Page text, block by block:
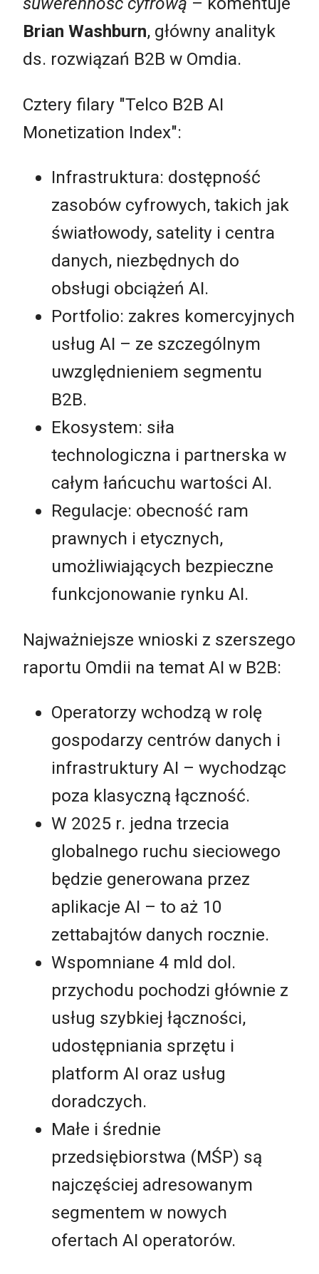
Brian Washburn, główny analityk
ds. rozwiązań B2B w Omdia.
Cztery filary "Telco B2B AI
Monetization Index":
Infrastruktura: dostępność
zasobów cyfrowych, takich jak
światłowody, satelity i centra
danych, niezbędnych do
obsługi obciążeń AI.
Portfolio: zakres komercyjnych
usług AI – ze szczególnym
uwzględnieniem segmentu
B2B.
Ekosystem: siła
technologiczna i partnerska w
całym łańcuchu wartości AI.
Regulacje: obecność ram
prawnych i etycznych,
umożliwiających bezpieczne
funkcjonowanie rynku AI.
Najważniejsze wnioski z szerszego
raportu Omdii na temat AI w B2B:
Operatorzy wchodzą w rolę
gospodarzy centrów danych i
infrastruktury AI – wychodząc
poza klasyczną łączność.
W 2025 r. jedna trzecia
globalnego ruchu sieciowego
będzie generowana przez
aplikacje AI – to aż 10
zettabajtów danych rocznie.
Wspomniane 4 mld dol.
przychodu pochodzi głównie z
usług szybkiej łączności,
udostępniania sprzętu i
platform AI oraz usług
doradczych.
Małe i średnie
przedsiębiorstwa (MŚP) są
najczęściej adresowanym
segmentem w nowych
ofertach AI operatorów.